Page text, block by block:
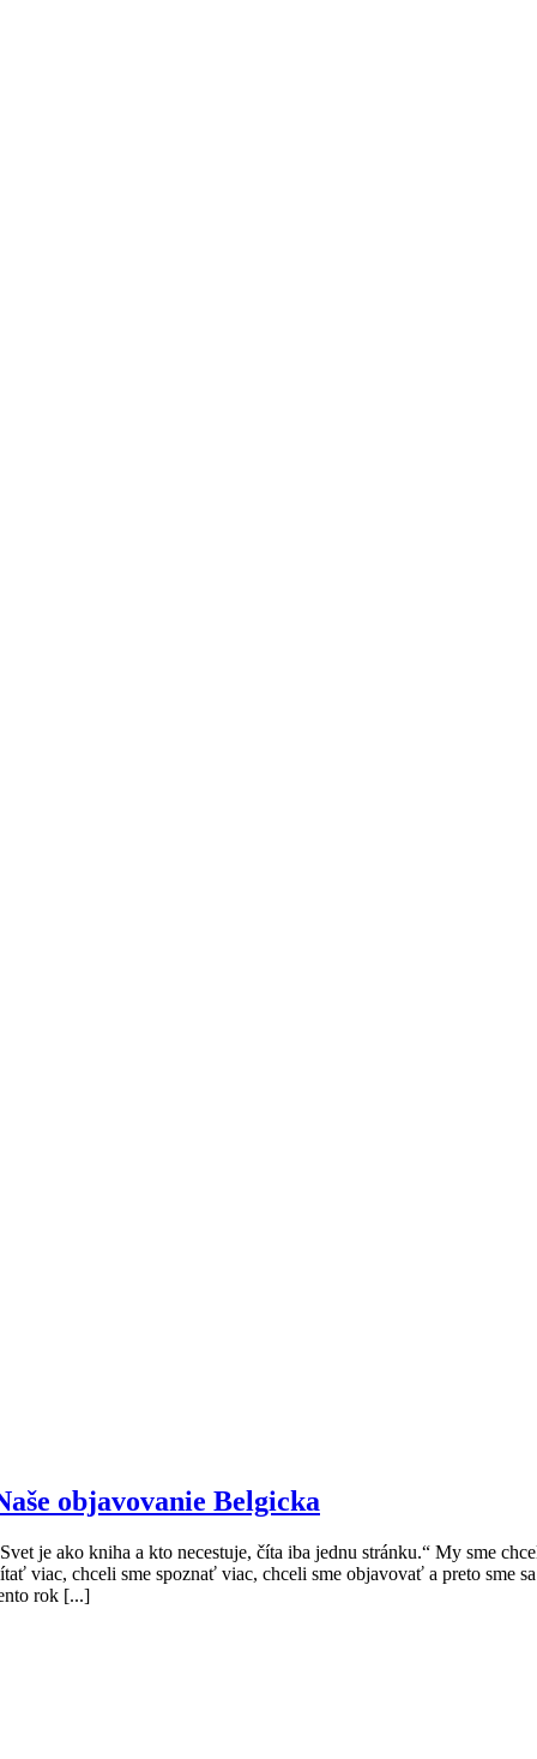
objavovanie Belgicka
je ako kniha a kto necestuje, číta iba jednu stránku.“ My sme
viac, chceli sme spoznať viac, chceli sme objavovať a preto sme sa
rok [...]